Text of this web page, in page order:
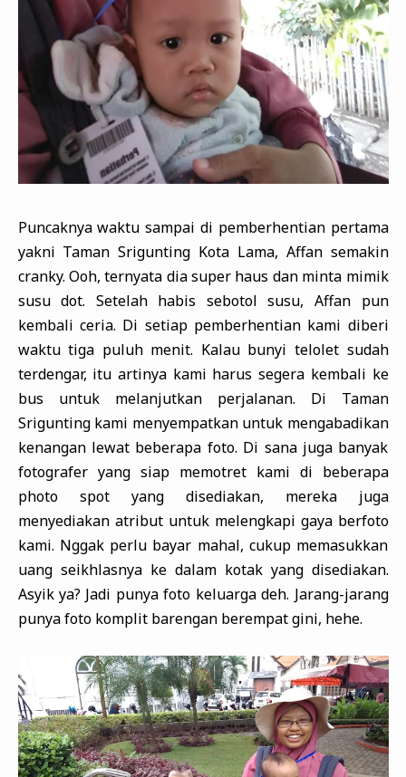
Puncaknya waktu sampai di pemberhentian pertama
yakni Taman Srigunting Kota Lama, Affan semakin
cranky. Ooh, ternyata dia super haus dan minta mimik
susu dot. Setelah habis sebotol susu, Affan pun
kembali ceria. Di setiap pemberhentian kami diberi
waktu tiga puluh menit. Kalau bunyi telolet sudah
terdengar, itu artinya kami harus segera kembali ke
bus untuk melanjutkan perjalanan. Di Taman
Srigunting kami menyempatkan untuk mengabadikan
kenangan lewat beberapa foto. Di sana juga banyak
fotografer yang siap memotret kami di beberapa
photo spot yang disediakan, mereka juga
menyediakan atribut untuk melengkapi gaya berfoto
kami. Nggak perlu bayar mahal, cukup memasukkan
uang seikhlasnya ke dalam kotak yang disediakan.
Asyik ya? Jadi punya foto keluarga deh. Jarang-jarang
punya foto komplit barengan berempat gini, hehe.